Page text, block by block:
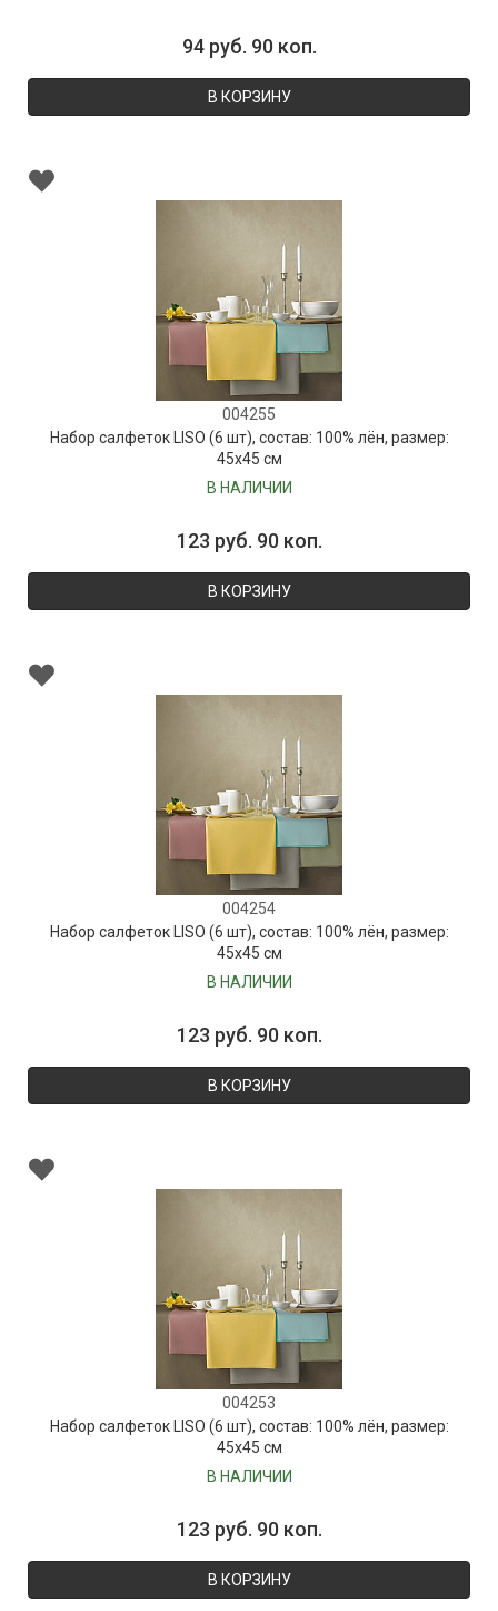
94 руб. 90 коп.
В КОРЗИНУ
004255
Набор салфеток LISO (6 шт), состав: 100% лён, размер:
45х45 см
В НАЛИЧИИ
123 руб. 90 коп.
В КОРЗИНУ
004254
Набор салфеток LISO (6 шт), состав: 100% лён, размер:
45х45 см
В НАЛИЧИИ
123 руб. 90 коп.
В КОРЗИНУ
004253
Набор салфеток LISO (6 шт), состав: 100% лён, размер:
45х45 см
В НАЛИЧИИ
123 руб. 90 коп.
В КОРЗИНУ